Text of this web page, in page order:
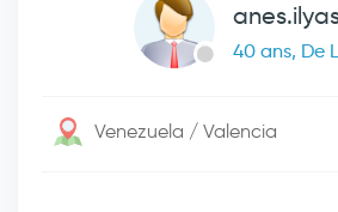
40 ans, De
Venezuela / Valencia